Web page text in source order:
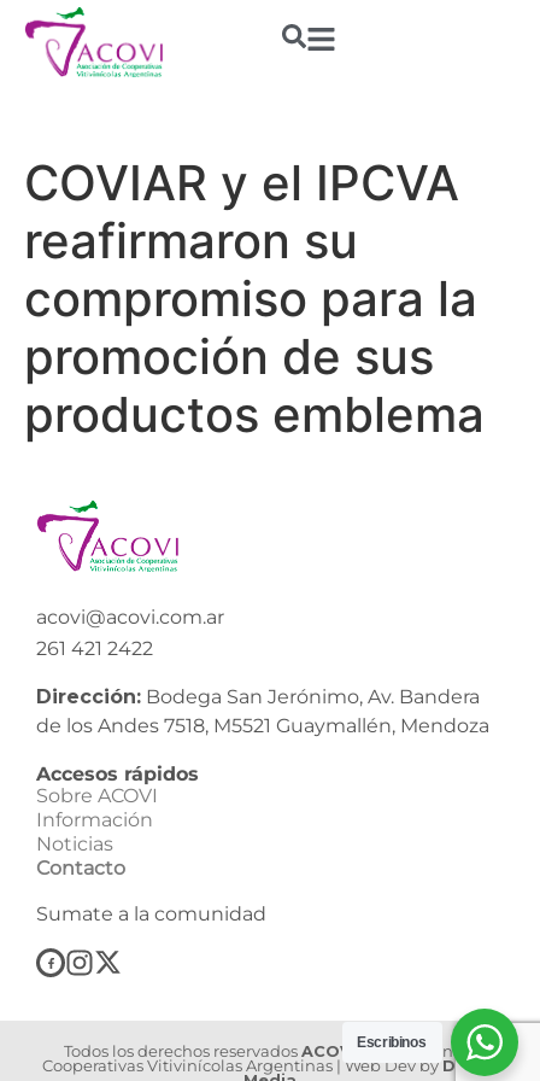
COVIAR y el IPCVA
reafirmaron su
compromiso para la
promoción de sus
productos emblema
acovi@acovi.com.ar
261 421 2422
Dirección: Bodega San Jerónimo, Av. Bandera
de los Andes 7518, M5521 Guaymallén, Mendoza
Accesos rápidos
Sobre ACOVI
Información
Noticias
Contacto
Sumate a la comunidad
Todos los derechos reservados ACOVI | Asociación de
Cooperativas Vitivinícolas Argentinas | Web Dev by Dilook
Escribinos